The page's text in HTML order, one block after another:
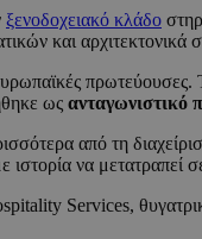
ξενοδοχειακό κλάδο
και
ως ανταγωνιστικό
από τη
ιστορία να μετατραπεί
Services,